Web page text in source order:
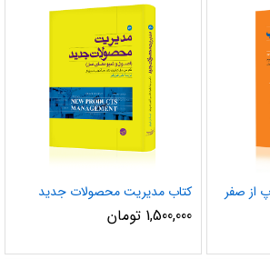
از صفر
کتاب مدیریت محصولات جدید
1,500,000 تومان